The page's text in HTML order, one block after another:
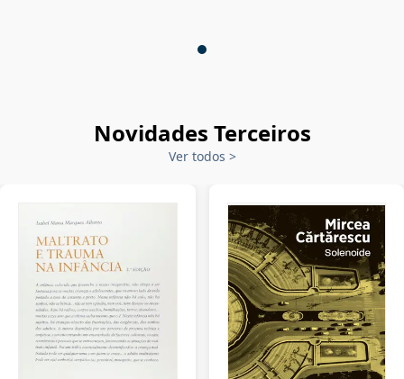
Novidades Terceiros
Ver todos >